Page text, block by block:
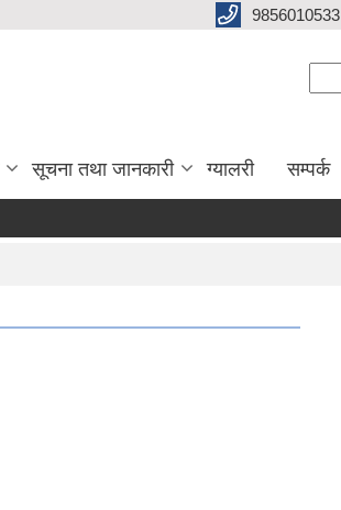
9856010533
सूचना तथा जानकारी ग्यालरी सम्पर्क